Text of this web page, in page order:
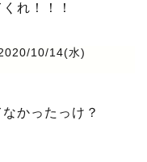
れ！！！
10/14(水)
かったっけ？